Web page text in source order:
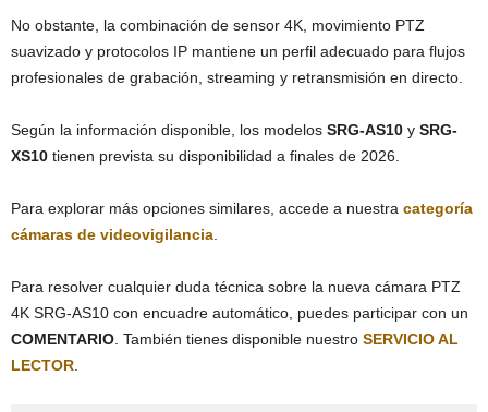
No obstante, la combinación de sensor 4K, movimiento PTZ
suavizado y protocolos IP mantiene un perfil adecuado para flujos
profesionales de grabación, streaming y retransmisión en directo.
Según la información disponible, los modelos SRG-AS10 y SRG-
XS10 tienen prevista su disponibilidad a finales de 2026.
Para explorar más opciones similares, accede a nuestra categoría
cámaras de videovigilancia
Para resolver cualquier duda técnica sobre la nueva cámara PTZ
4K SRG-AS10 con encuadre automático, puedes participar con un
COMENTARIO . También tienes disponible nuestro SERVICIO AL
LECTOR